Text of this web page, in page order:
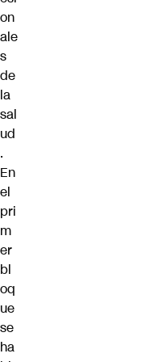
on
ale
s
de
la
sal
ud
.
En
el
pri
m
er
bl
oq
ue
se
ha